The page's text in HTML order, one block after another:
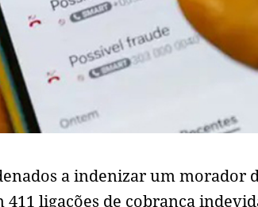
a indenizar um morador
ligações de cobrança